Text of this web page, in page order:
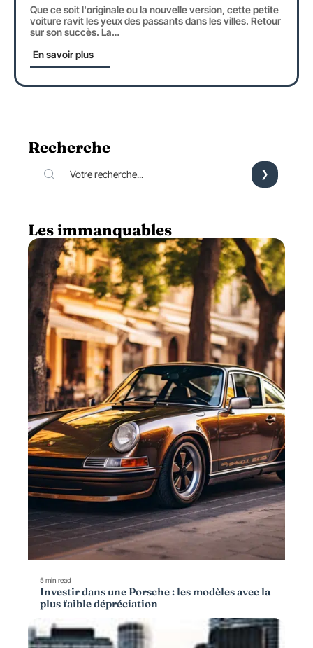
Que ce soit l'originale ou la nouvelle version, cette petite
voiture ravit les yeux des passants dans les villes. Retour
sur son succès. La…
En savoir plus
Recherche
Les immanquables
5 min read
Investir dans une Porsche : les modèles avec la
plus faible dépréciation